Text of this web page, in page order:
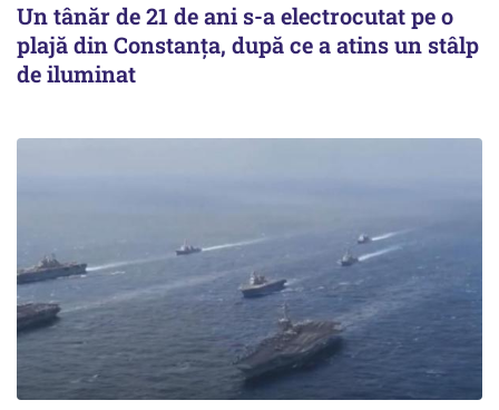
Un tânăr de 21 de ani s-a electrocutat pe o
plajă din Constanța, după ce a atins un stâlp
de iluminat